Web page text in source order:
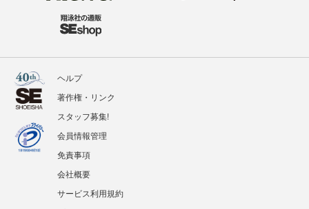
ヘルプ
著作権・リンク
スタッフ募集!
会員情報管理
免責事項
会社概要
サービス利用規約